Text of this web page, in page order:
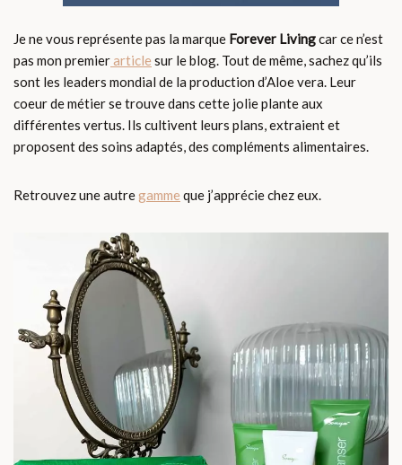
Je ne vous représente pas la marque Forever Livingcar ce n’est
pas mon premierarticle sur le blog. Tout de même, sachez qu’ils
sont les leaders mondial de la production d’Aloe vera. Leur
coeur de métier se trouve dans cette jolie plante aux
différentes vertus. Ils cultivent leurs plans, extraient et
proposent des soins adaptés, des compléments alimentaires.
Retrouvez une autregamme que j’apprécie chez eux.